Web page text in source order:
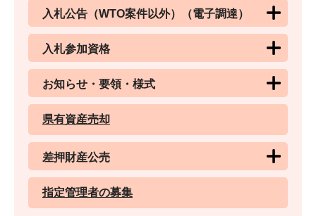
入札公告（WTO案件以外）（電子調達）
入札参加資格
お知らせ・要領・様式
県有資産売却
差押財産公売
指定管理者の募集